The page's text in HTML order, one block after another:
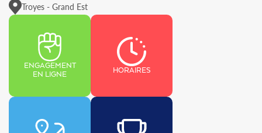
Troyes - Grand Est
ENGAGEMENT
EN LIGNE
HORAIRES